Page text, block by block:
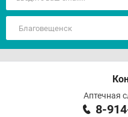
Аптечная
8-